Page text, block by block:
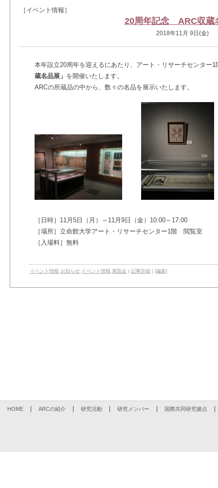
［イベント情報］
20周年記念 ARC収蔵
2018年11月 9日(金)
本年設立20周年を迎えるにあたり、アート・リサーチセンター
蔵名品展」 を開催いたします。
ARCの所蔵品の中から、数々の名品を展示いたします。
［日時］11月5日（月）～11月9日（金）10:00～17:00
［場所］立命館大学アート・リサーチセンター1階 閲覧室
［入場料］無料
イベント情報 お知らせ イベント情報 展覧会 | 記事詳細 | [編集]
HOME ARCの紹介 研究活動 研究メンバー 国際共同研究拠点